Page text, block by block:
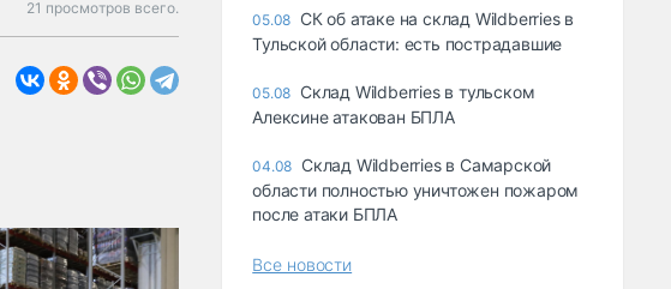
21 просмотров всего.
05.08 СК об атаке на склад Wildberries в
Тульской области: есть пострадавшие
05.08 Склад Wildberries в тульском
Алексине атакован БПЛА
04.08 Склад Wildberries в Самарской
области полностью уничтожен пожаром
после атаки БПЛА
Все новости